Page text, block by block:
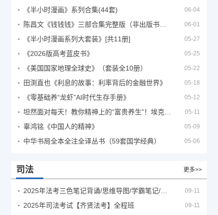
《半小时漫画》系列合集(44套) 06-04
06-01
《半小时漫画系列大套装》[共11册] 05-27
《2026版高考蓝皮书》 05-25
《美国国家地理全球史》（套装全10册） 05-22
田渕直也《利息的故事：利率背后的金融世界》 05-18
《零基础养“龙虾”AI时代生存手册》 05-12
05-11
辜鸿铭《中国人的精神》 05-09
中华书局全本全注全译丛书（59套国学经典） 05-06
司法 更多>>
09-11
2025年司法考试【齐贤法考】全程班 09-11